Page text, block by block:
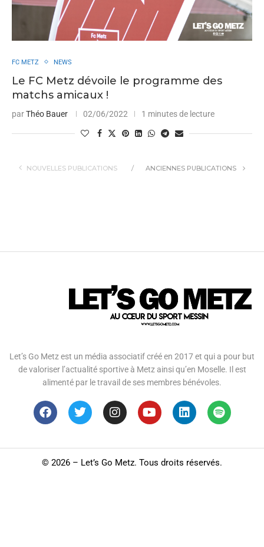
FC METZ NEWS
Le FC Metz dévoile le programme des
matchs amicaux !
parThéo Bauer 02/06/2022 1 minutes de lecture
NOUVELLES PUBLICATIONS ANCIENNES PUBLICATIONS
Let’s Go Metz est un média associatif créé en 2017 et qui a pour but
de valoriser l’actualité sportive à Metz ainsi qu’en Moselle. Il est
alimenté par le travail de ses membres bénévoles.
© 2026 – Let’s Go Metz. Tous droits réservés.